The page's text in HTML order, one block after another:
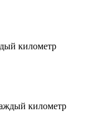
километр
километр